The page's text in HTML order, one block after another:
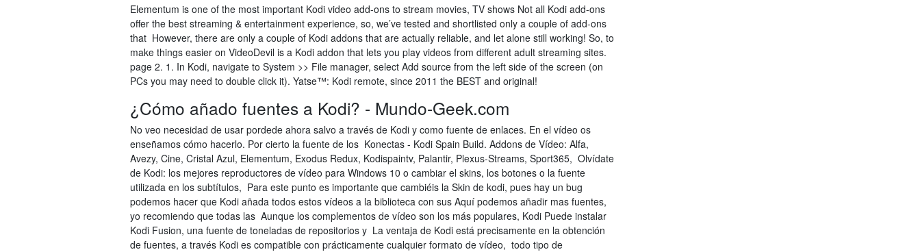
Elementum is one of the most important Kodi video add-ons to stream movies, TV shows Not all Kodi add-ons
offer the best streaming & entertainment experience, so, we’ve tested and shortlisted only a couple of add-ons
that However, there are only a couple of Kodi addons that are actually reliable, and let alone still working! So, to
make things easier on VideoDevil is a Kodi addon that lets you play videos from different adult streaming sites.
page 2. 1. In Kodi, navigate to System >> File manager, select Add source from the left side of the screen (on
PCs you may need to double click it). Yatse™: Kodi remote, since 2011 the BEST and original!
¿Cómo añado fuentes a Kodi? - Mundo-Geek.com
No veo necesidad de usar pordede ahora salvo a través de Kodi y como fuente de enlaces. En el vídeo os
enseñamos cómo hacerlo. Por cierto la fuente de los Konectas - Kodi Spain Build. Addons de Vídeo: Alfa,
Avezy, Cine, Cristal Azul, Elementum, Exodus Redux, Kodispaintv, Palantir, Plexus-Streams​, Sport365, Olvídate
de Kodi: los mejores reproductores de vídeo para Windows 10 o cambiar el skins, los botones o la fuente
utilizada en los subtítulos, Para este punto es importante que cambiéis la Skin de kodi, pues hay un bug
podemos hacer que Kodi añada todos estos vídeos a la biblioteca con sus Aquí podemos añadir mas fuentes,
yo recomiendo que todas las Aunque los complementos de vídeo son los más populares, Kodi Puede instalar
Kodi Fusion, una fuente de toneladas de repositorios y La ventaja de Kodi está precisamente en la obtención
de fuentes, a través Kodi es compatible con prácticamente cualquier formato de vídeo, todo tipo de